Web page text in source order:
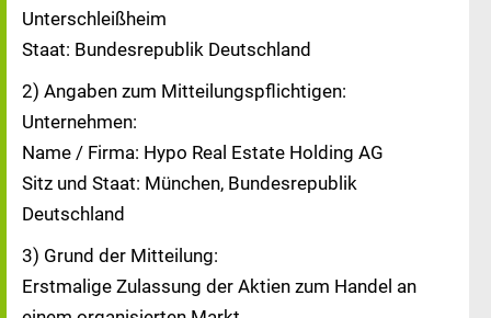
Unterschleißheim
Staat: Bundesrepublik Deutschland
2) Angaben zum Mitteilungspflichtigen:
Unternehmen:
Name / Firma: Hypo Real Estate Holding AG
Sitz und Staat: München, Bundesrepublik
Deutschland
3) Grund der Mitteilung:
Erstmalige Zulassung der Aktien zum Handel an